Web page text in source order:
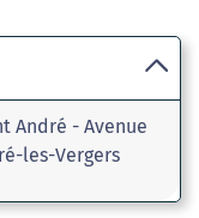
André - Avenue
les-Vergers